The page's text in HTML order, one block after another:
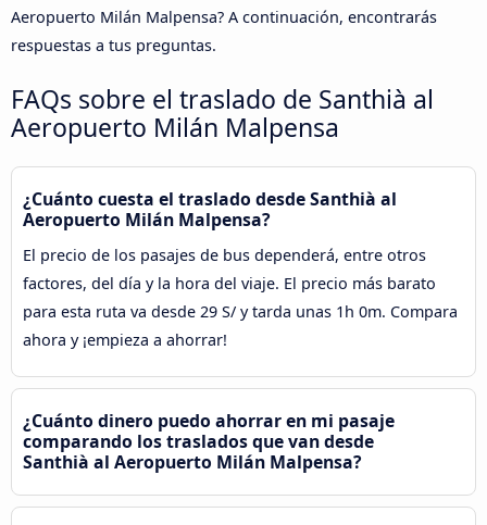
Aeropuerto Milán Malpensa? A continuación, encontrarás
respuestas a tus preguntas.
FAQs sobre el traslado de Santhià al
Aeropuerto Milán Malpensa
¿Cuánto cuesta el traslado desde Santhià al
Aeropuerto Milán Malpensa?
El precio de los pasajes de bus dependerá, entre otros
factores, del día y la hora del viaje. El precio más barato
para esta ruta va desde 29 S/ y tarda unas 1h 0m. Compara
ahora y ¡empieza a ahorrar!
¿Cuánto dinero puedo ahorrar en mi pasaje
comparando los traslados que van desde
Santhià al Aeropuerto Milán Malpensa?